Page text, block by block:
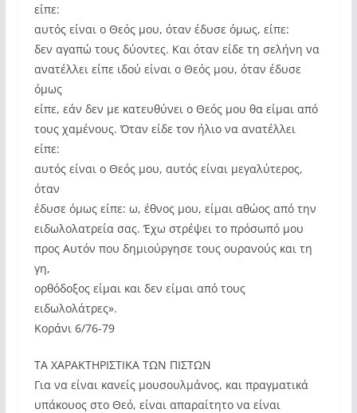
είπε:
αυτός είναι ο Θεός μου, όταν έδυσε όμως, είπε:
δεν αγαπώ τους δύοντες. Και όταν είδε τη σελήνη να
ανατέλλει είπε ιδού είναι ο Θεός μου, όταν έδυσε
όμως
είπε, εάν δεν με κατευθύνει ο Θεός μου θα είμαι από
τους χαμένους. Όταν είδε τον ήλιο να ανατέλλει
είπε:
αυτός είναι ο Θεός μου, αυτός είναι μεγαλύτερος,
όταν
έδυσε όμως είπε: ω, έθνος μου, είμαι αθώος από την
ειδωλολατρεία σας. Έχω στρέψει το πρόσωπό μου
προς Αυτόν που δημιούργησε τους ουρανούς και τη
γη,
ορθόδοξος είμαι και δεν είμαι από τους
ειδωλολάτρες».
Κοράνι 6/76-79
ΤΑ ΧΑΡΑΚΤΗΡΙΣΤΙΚΑ ΤΩΝ ΠΙΣΤΩΝ
Για να είναι κανείς μουσουλμάνος, και πραγματικά
υπάκουος στο Θεό, είναι απαραίτητο να είναι